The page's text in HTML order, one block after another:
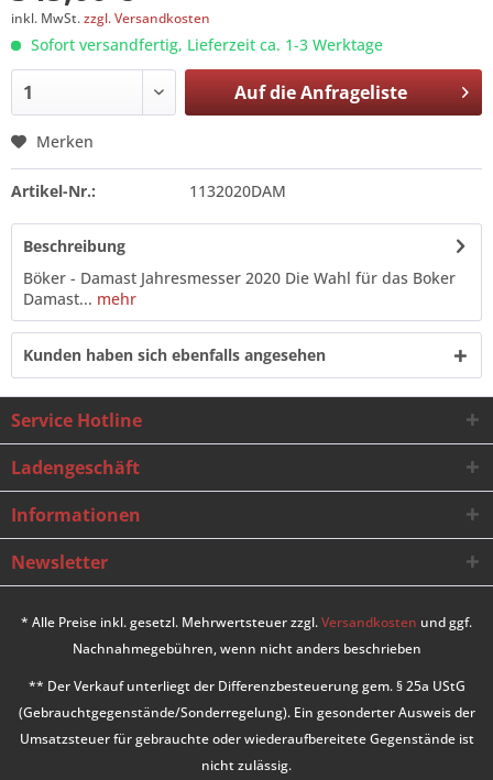
inkl. MwSt.zzgl. Versandkosten
Sofort versandfertig, Lieferzeit ca. 1-3 Werktage
Auf dieAnfrageliste
Merken
Artikel-Nr.: 1132020DAM
Beschreibung
Böker - Damast Jahresmesser 2020 Die Wahl für das Boker
Damast... mehr
Kunden haben sich ebenfalls angesehen
Service Hotline
Ladengeschäft
Informationen
Newsletter
* Alle Preise inkl. gesetzl. Mehrwertsteuer zzgl.Versandkosten und ggf.
Nachnahmegebühren, wenn nicht anders beschrieben
** Der Verkauf unterliegt der Differenzbesteuerung gem. § 25a UStG
(Gebrauchtgegenstände/Sonderregelung). Ein gesonderter Ausweis der
Umsatzsteuer für gebrauchte oder wiederaufbereitete Gegenstände ist
nicht zulässig.